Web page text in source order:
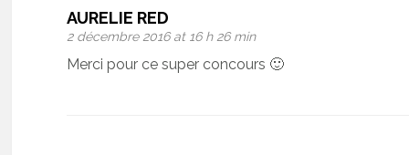
AURELIE RED
2 décembre 2016 at 16 h 26 min
Merci pour ce super concours 🙂